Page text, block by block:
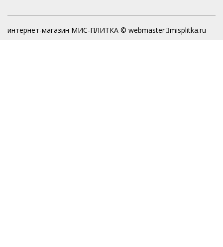
интернет-магазин МИС-ПЛИТКА © webmaster misplitka.ru